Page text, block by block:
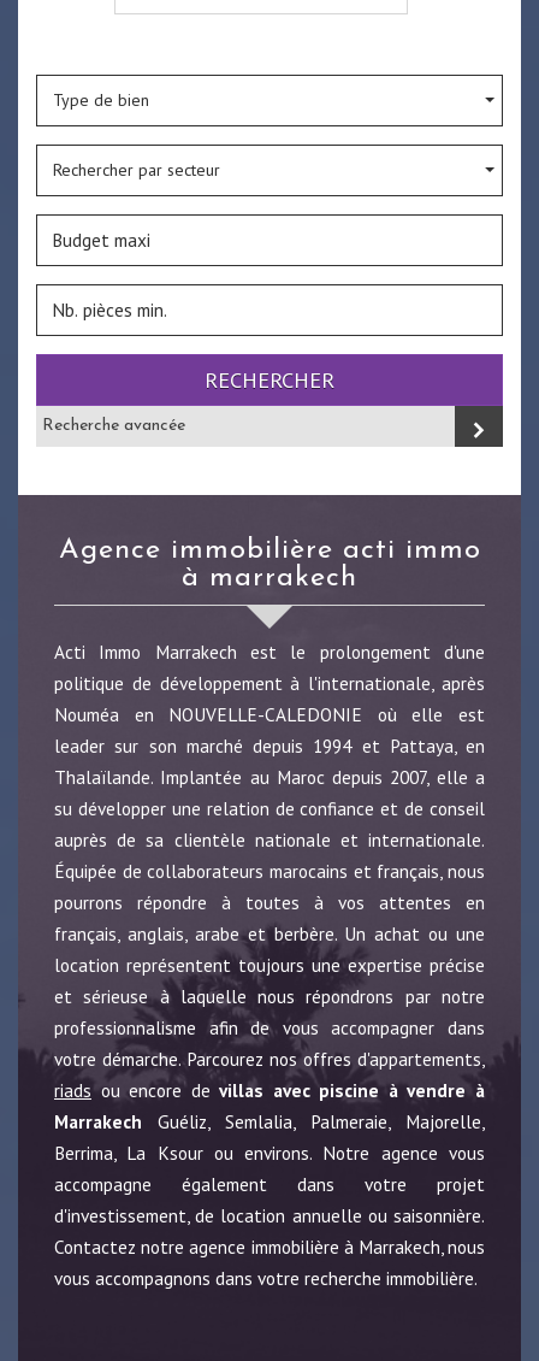
Type de bien
Rechercher par secteur
RECHERCHER
Recherche avancée
agence immobilière acti immo
à marrakech
Acti Immo Marrakech est le prolongement d'une
politique de développement à l'internationale, après
Nouméa en NOUVELLE-CALEDONIE où elle est
leader sur son marché depuis 1994 et Pattaya, en
Thalaïlande. Implantée au Maroc depuis 2007, elle a
su développer une relation de confiance et de conseil
auprès de sa clientèle nationale et internationale.
Équipée de collaborateurs marocains et français, nous
pourrons répondre à toutes à vos attentes en
français, anglais, arabe et berbère. Un achat ou une
location représentent toujours une expertise précise
et sérieuse à laquelle nous répondrons par notre
professionnalisme afin de vous accompagner dans
votre démarche. Parcourez nos offres d'appartements,
riads ou encore devillas avec piscine à vendre à
Marrakech Guéliz, Semlalia, Palmeraie, Majorelle,
Berrima, La Ksour ou environs. Notre agence vous
accompagne également dans votre projet
d'investissement, de location annuelle ou saisonnière.
Contactez notre agence immobilière à Marrakech, nous
vous accompagnons dans votre recherche immobilière.